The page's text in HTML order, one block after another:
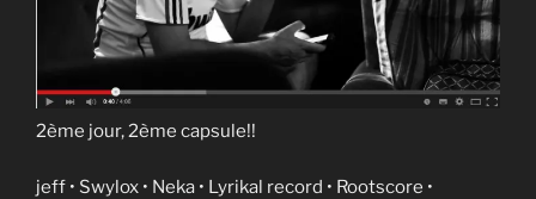
2ème jour, 2ème capsule!!
jeff • Swylox • Neka • Lyrikal record • Rootscore •